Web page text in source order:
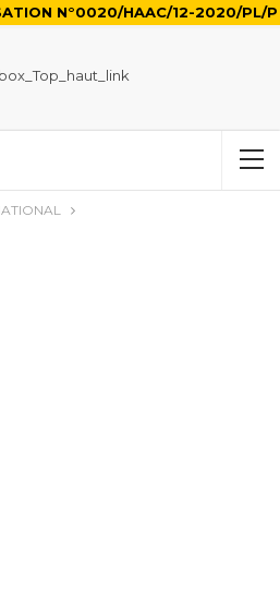
N°0020/HAAC/12-2020/PL/P